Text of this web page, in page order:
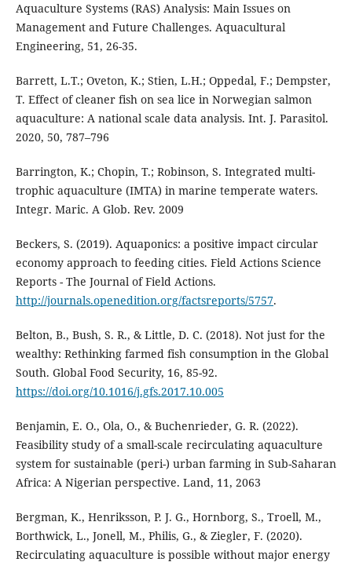
Aquaculture Systems (RAS) Analysis: Main Issues on
Management and Future Challenges. Aquacultural
Engineering, 51, 26-35.
Barrett, L.T.; Oveton, K.; Stien, L.H.; Oppedal, F.; Dempster,
T. Effect of cleaner fish on sea lice in Norwegian salmon
aquaculture: A national scale data analysis. Int. J. Parasitol.
2020, 50, 787–796
Barrington, K.; Chopin, T.; Robinson, S. Integrated multi-
trophic aquaculture (IMTA) in marine temperate waters.
Integr. Maric. A Glob. Rev. 2009
Beckers, S. (2019). Aquaponics: a positive impact circular
economy approach to feeding cities. Field Actions Science
Reports - The Journal of Field Actions.
http://journals.openedition.org/factsreports/5757.
Belton, B., Bush, S. R., & Little, D. C. (2018). Not just for the
wealthy: Rethinking farmed fish consumption in the Global
South. Global Food Security, 16, 85-92.
https://doi.org/10.1016/j.gfs.2017.10.005
Benjamin, E. O., Ola, O., & Buchenrieder, G. R. (2022).
Feasibility study of a small-scale recirculating aquaculture
system for sustainable (peri-) urban farming in Sub-Saharan
Africa: A Nigerian perspective. Land, 11, 2063
Bergman, K., Henriksson, P. J. G., Hornborg, S., Troell, M.,
Borthwick, L., Jonell, M., Philis, G., & Ziegler, F. (2020).
Recirculating aquaculture is possible without major energy